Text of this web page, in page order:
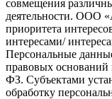
совмещения
деятельности. ООО
приоритета
интересами/
Персональные
правовых оснований
ФЗ. Субъектами
обработку